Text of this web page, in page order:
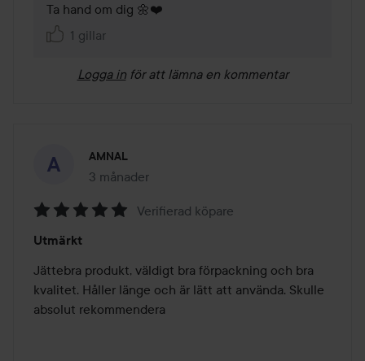
Ta hand om dig 🌼❤️
1 gillar
Logga in för att lämna en kommentar
AMNAL
3 månader
Inlägget skapades 3 månader
5
av
5
Verifierad köpare
Utmärkt
Jättebra produkt, väldigt bra förpackning och bra
kvalitet. Håller länge och är lätt att använda. Skulle
absolut rekommendera